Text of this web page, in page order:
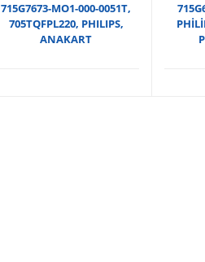
715G7673-MO1-000-0051T,
705TQFPL220, PHILIPS,
ANAKART